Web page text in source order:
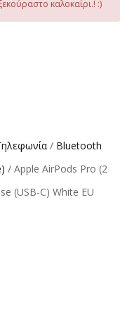
καλοκαίρι.! :)
/ Bluetooth
/ Apple AirPods Pro (2
(USB-C) White EU